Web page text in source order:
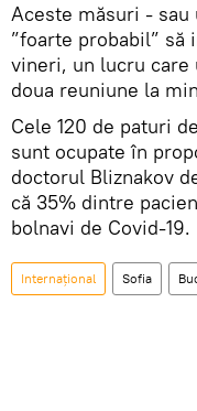
Aceste măsuri -
”foarte probabil” să
vineri, un lucru care
doua reuniune la
Cele 120 de paturi
sunt ocupate în
doctorul Bliznakov
că 35% dintre
bolnavi de Covid-19.
Internaţional Sofia